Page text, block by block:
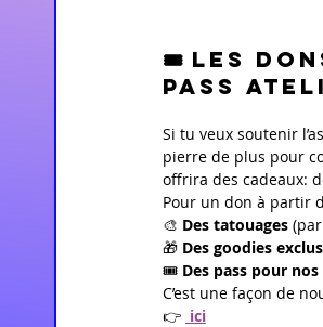
🎟️ Les
PASS
Si tu veux soutenir
pierre de plus pour
offrira des cadeaux:
Pour un don à partir
🎨 Des tatouages
🎁 Des goodies
🎟️ Des pass pour
C’est une façon de
👉 ici